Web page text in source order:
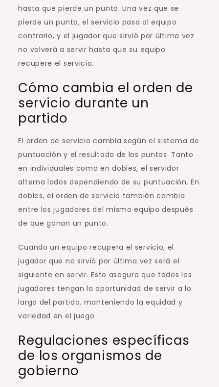
hasta que pierde un punto. Una vez que se
pierde un punto, el servicio pasa al equipo
contrario, y el jugador que sirvió por última vez
no volverá a servir hasta que su equipo
recupere el servicio.
Cómo cambia el orden de
servicio durante un
partido
El orden de servicio cambia según el sistema de
puntuación y el resultado de los puntos. Tanto
en individuales como en dobles, el servidor
alterna lados dependiendo de su puntuación. En
dobles, el orden de servicio también cambia
entre los jugadores del mismo equipo después
de que ganan un punto.
Cuando un equipo recupera el servicio, el
jugador que no sirvió por última vez será el
siguiente en servir. Esto asegura que todos los
jugadores tengan la oportunidad de servir a lo
largo del partido, manteniendo la equidad y
variedad en el juego.
Regulaciones específicas
de los organismos de
gobierno